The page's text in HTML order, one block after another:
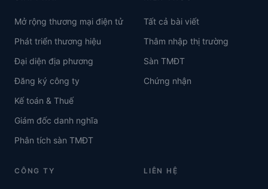
Mở rộng thương mại điện tử
Phát triển thương hiệu
Đại diện địa phương
Đăng ký công ty
Kế toán & Thuế
Giám đốc danh nghĩa
Phân tích sàn TMĐT
Tất cả bài viết
Thâm nhập thị trường
Sàn TMĐT
Chứng nhận
CÔNG TY LIÊN HỆ